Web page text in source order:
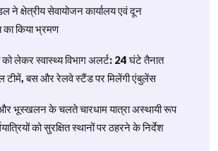
ने क्षेत्रीय सेवायोजन कार्यालय एवं दून
का किया भ्रमण
को लेकर स्वास्थ्य विभाग अलर्ट: 24 घंटे तैनात
टीमें, बस और रेलवे स्टैंड पर मिलेंगी एंबुलेंस
और भूस्खलन के चलते चारधाम यात्रा अस्थायी रूप
को सुरक्षित स्थानों पर ठहरने के निर्देश